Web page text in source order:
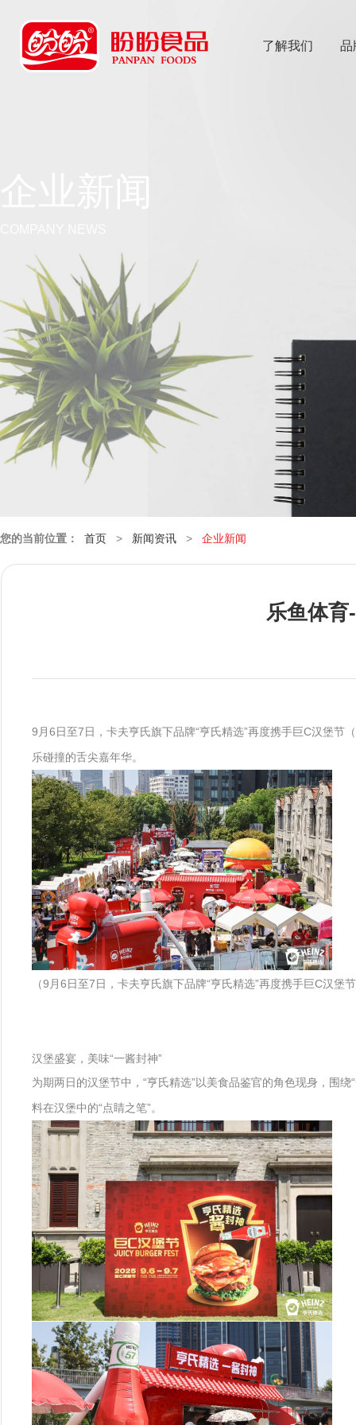
了解我们 品
您的当前位置： 首页 > 新闻资讯 > 企业新闻
乐鱼体育
9月6日至7日，卡夫亨氏旗下品牌“亨氏精选”再度携手巨C汉堡
乐碰撞的舌尖嘉年华。
（9月6日至7日，卡夫亨氏旗下品牌“亨氏精选”再度携手巨C汉堡
汉堡盛宴，美味“一酱封神”
为期两日的汉堡节中，“亨氏精选”以美食品鉴官的角色现身，围
料在汉堡中的“点睛之笔”。